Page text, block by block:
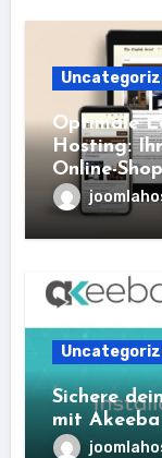
Optimale
Hosting:
Online-Shop
Sichere
mit Akeeba